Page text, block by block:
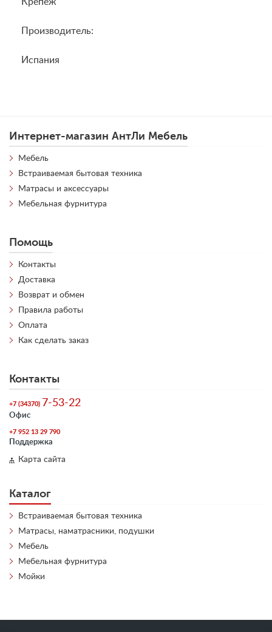
Крепеж
Производитель:
Испания
Интернет-магазин АнтЛи Мебель
Мебель
Встраиваемая бытовая техника
Матрасы и аксессуары
Мебельная фурнитура
Помощь
Контакты
Доставка
Возврат и обмен
Правила работы
Оплата
Как сделать заказ
Контакты
+7 (34370) 7-53-22
Офис
+7 952 13 29 790
Поддержка
Карта сайта
Каталог
Встраиваемая бытовая техника
Матрасы, наматрасники, подушки
Мебель
Мебельная фурнитура
Мойки